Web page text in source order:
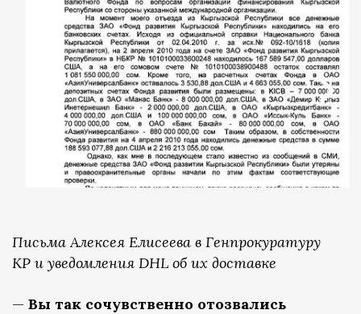
Письма Алексея Елисеева в Генпрокуратуру
КР и уведомления DHL об их доставке
— Вы так сочувственно отозвались